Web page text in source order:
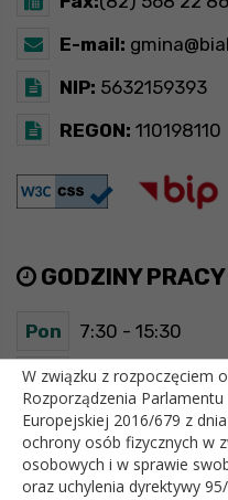
E-mail:
NIP: 5632159393
REGON: 110198110
GODZINY PRACY
Pon 7:30 - 15:30
Wt 7:30 - 15:30
Śr 7:30 - 15:30
Czw 7:30 - 15:30
W związku z rozpoczęciem
Rozporządzenia
Europejskiej 2016/679 z
ochrony osób fizycznych w
osobowych i w sprawie
oraz uchylenia dyrektywy